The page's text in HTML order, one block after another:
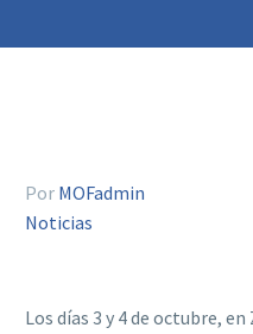
Por MOFadmin
Noticias
Los días 3 y 4 de octubre,